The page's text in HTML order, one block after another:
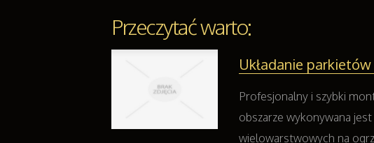
Przeczytać warto:
Układanie
Profesjonalny i szybki
obszarze wykonywana
wielowarstwowych na